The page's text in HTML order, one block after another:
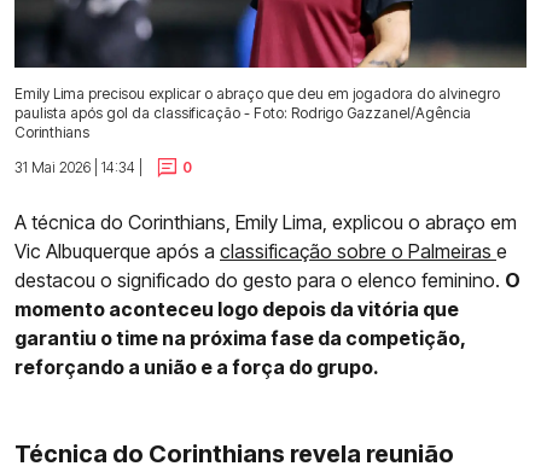
Emily Lima precisou explicar o abraço que deu em jogadora do alvinegro
paulista após gol da classificação - Foto: Rodrigo Gazzanel/Agência
Corinthians
31 Mai 2026 | 14:34 |
0
A técnica do Corinthians, Emily Lima, explicou o abraço em
Vic Albuquerque após a classificação sobre o Palmeiras e
destacou o significado do gesto para o elenco feminino. O
momento aconteceu logo depois da vitória que
garantiu o time na próxima fase da competição,
reforçando a união e a força do grupo.
Técnica do Corinthians revela reunião